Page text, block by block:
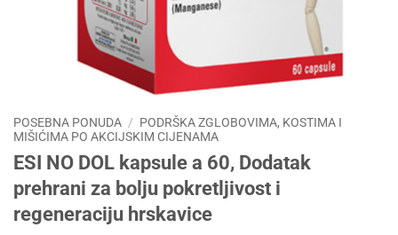
POSEBNA PONUDA / PODRŠKA ZGLOBOVIMA, KOSTIMA I
MIŠIĆIMA PO AKCIJSKIM CIJENAMA
ESI NO DOL kapsule a 60, Dodatak
prehrani za bolju pokretljivost i
regeneraciju hrskavice